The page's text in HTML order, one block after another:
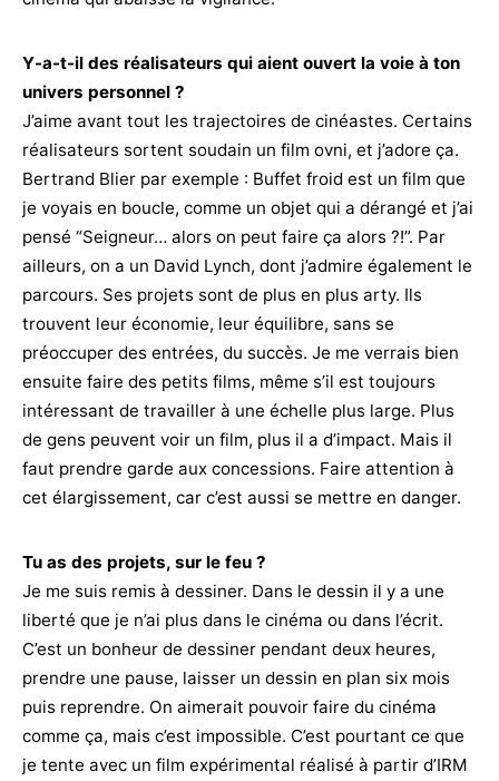
Y-a-t-il des réalisateurs qui aient ouvert la voie à ton
univers personnel ?
J’aime avant tout les trajectoires de cinéastes. Certains
réalisateurs sortent soudain un film ovni, et j’adore ça.
Bertrand Blier par exemple : Buffet froid est un film que
je voyais en boucle, comme un objet qui a dérangé et j’ai
pensé “Seigneur… alors on peut faire ça alors ?!”. Par
ailleurs, on a un David Lynch, dont j’admire également le
parcours. Ses projets sont de plus en plus arty. Ils
trouvent leur économie, leur équilibre, sans se
préoccuper des entrées, du succès. Je me verrais bien
ensuite faire des petits films, même s’il est toujours
intéressant de travailler à une échelle plus large. Plus
de gens peuvent voir un film, plus il a d’impact. Mais il
faut prendre garde aux concessions. Faire attention à
cet élargissement, car c’est aussi se mettre en danger.
Tu as des projets, sur le feu ?
Je me suis remis à dessiner. Dans le dessin il y a une
liberté que je n’ai plus dans le cinéma ou dans l’écrit.
C’est un bonheur de dessiner pendant deux heures,
prendre une pause, laisser un dessin en plan six mois
puis reprendre. On aimerait pouvoir faire du cinéma
comme ça, mais c’est impossible. C’est pourtant ce que
je tente avec un film expérimental réalisé à partir d’IRM